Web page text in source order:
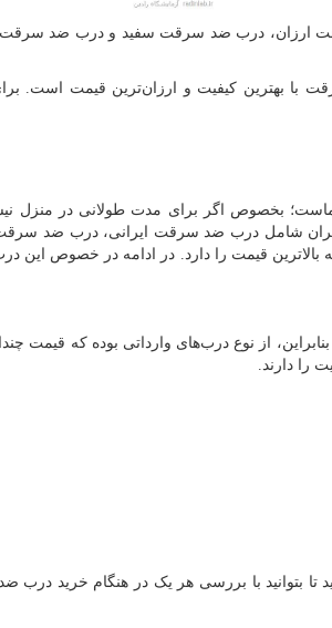
ارزان، درب ضد سرقت سفید و درب ضد سرقت
با بهترین کیفیت و ارزان‌ترین قیمت است.
بخصوص اگر برای مدت طولانی در منزل
شامل درب ضد سرقت ایرانی، درب ضد
قیمت را دارد. در ادامه در خصوص این
از نوع درب‌های وارداتی بوده که قیمت
را دارند.
بتوانید با بررسی هر یک در هنگام خرید درب